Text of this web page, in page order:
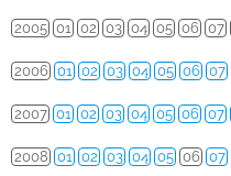
2005 01 02 03 04 05 06 07
2006 01 02 03 04 05 06 07
2007 01 02 03 04 05 06 07
2008 01 02 03 04 05 06 07